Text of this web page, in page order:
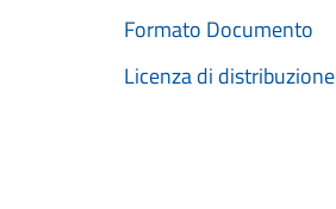
Formato Documento
Licenza di distribuzione